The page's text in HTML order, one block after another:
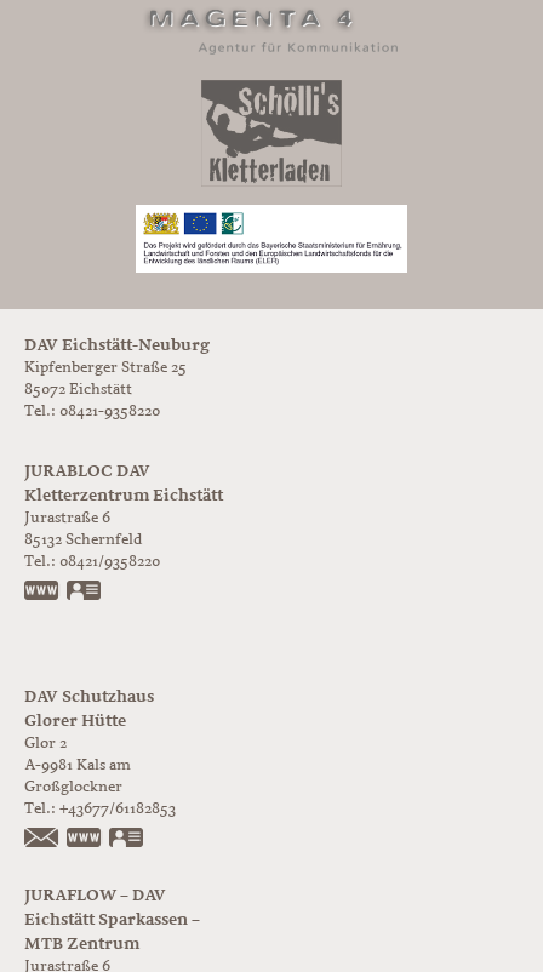
DAV Eichstätt-Neuburg
Kipfenberger Straße 25
85072 Eichstätt
Tel.: 08421-9358220
JURABLOC DAV
Kletterzentrum Eichstätt
Jurastraße 6
85132 Schernfeld
Tel.: 08421/9358220
www.jurabloc.de
DAV Schutzhaus
Glorer Hütte
Glor 2
A-9981 Kals am
Großglockner
Tel.: +43677/61182853
https://www.glorer-huette.at/
JURAFLOW – DAV
Eichstätt Sparkassen –
MTB Zentrum
Jurastraße 6